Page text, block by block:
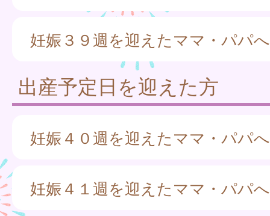
妊娠３９週を迎えたママ・パパへ
出産予定日を迎えた方
妊娠４０週を迎えたママ・パパへ
妊娠４１週を迎えたママ・パパへ